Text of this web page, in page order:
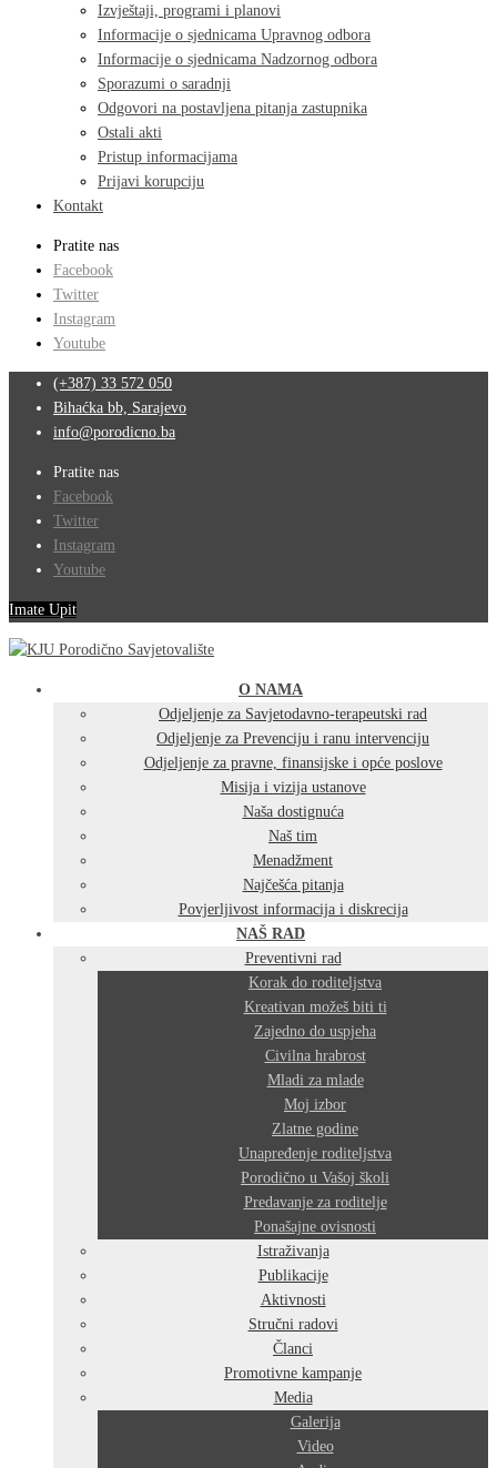
Izvještaji, programi i planovi
Informacije o sjednicama Upravnog odbora
Informacije o sjednicama Nadzornog odbora
Sporazumi o saradnji
Odgovori na postavljena pitanja zastupnika
Ostali akti
Pristup informacijama
Prijavi korupciju
Kontakt
Pratite nas
Facebook
Twitter
Instagram
Youtube
(+387) 33 572 050
Bihaćka bb, Sarajevo
info@porodicno.ba
Pratite nas
Facebook
Twitter
Instagram
Youtube
Imate Upit
O NAMA
Odjeljenje za Savjetodavno-terapeutski rad
Odjeljenje za Prevenciju i ranu intervenciju
Odjeljenje za pravne, finansijske i opće poslove
Misija i vizija ustanove
Naša dostignuća
Naš tim
Menadžment
Najčešća pitanja
Povjerljivost informacija i diskrecija
NAŠ RAD
Preventivni rad
Korak do roditeljstva
Kreativan možeš biti ti
Zajedno do uspjeha
Civilna hrabrost
Mladi za mlade
Moj izbor
Zlatne godine
Unapređenje roditeljstva
Porodično u Vašoj školi
Predavanje za roditelje
Ponašajne ovisnosti
Istraživanja
Publikacije
Aktivnosti
Stručni radovi
Članci
Promotivne kampanje
Media
Galerija
Video